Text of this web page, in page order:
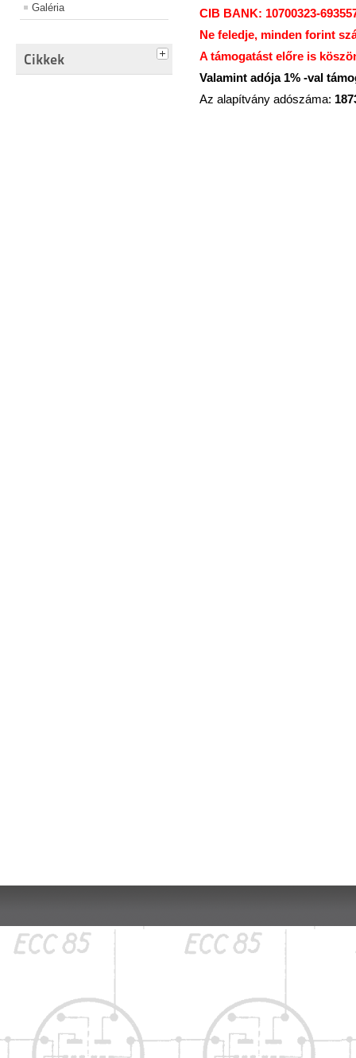
Galéria
Cikkek
CIB BANK: 10700323-
Ne feledje, minden forint
A támogatást előre is
Valamint adója 1% -val
Az alapítvány adószáma: